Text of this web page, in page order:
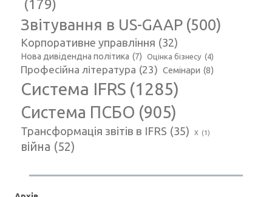
(179)
Звітування в US-GAAP (500)
Корпоративне управління (32)
Нова дивідендна політика (7) Оцінка бізнесу (4)
Професійна література (23) Семінари (8)
Система IFRS (1285)
Система ПСБО (905)
Трансформація звітів в IFRS (35) Х (1)
війна (52)